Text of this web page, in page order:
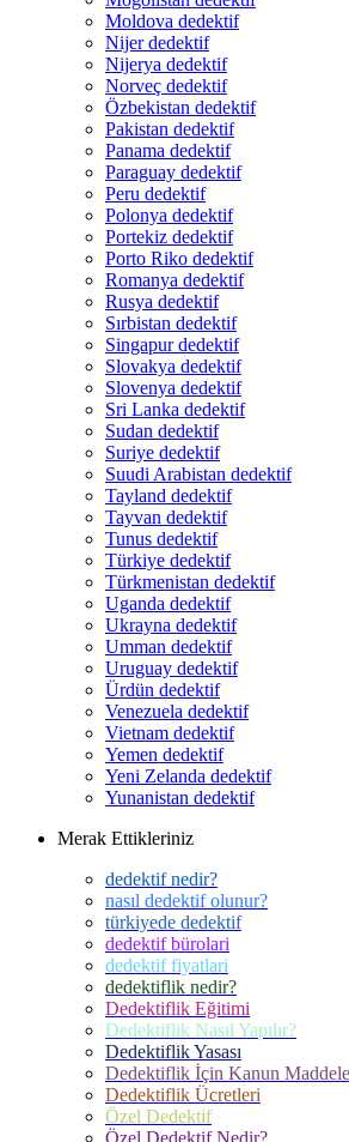
Moldova dedektif
Nijer dedektif
Nijerya dedektif
Norveç dedektif
Özbekistan dedektif
Pakistan dedektif
Panama dedektif
Paraguay dedektif
Peru dedektif
Polonya dedektif
Portekiz dedektif
Porto Riko dedektif
Romanya dedektif
Rusya dedektif
Sırbistan dedektif
Singapur dedektif
Slovakya dedektif
Slovenya dedektif
Sri Lanka dedektif
Sudan dedektif
Suriye dedektif
Suudi Arabistan dedektif
Tayland dedektif
Tayvan dedektif
Tunus dedektif
Türkiye dedektif
Türkmenistan dedektif
Uganda dedektif
Ukrayna dedektif
Umman dedektif
Uruguay dedektif
Ürdün dedektif
Venezuela dedektif
Vietnam dedektif
Yemen dedektif
Yeni Zelanda dedektif
Yunanistan dedektif
Merak Ettikleriniz
dedektif nedir?
nasıl dedektif olunur?
türkiyede dedektif
dedektif bürolari
dedektif fiyatlari
dedektiflik nedir?
Dedektiflik Eğitimi
Dedektiflik Nasıl Yapılır?
Dedektiflik Yasası
Dedektiflik İçin Kanun
Dedektiflik Ücretleri
Özel Dedektif
Özel Dedektif Nedir?